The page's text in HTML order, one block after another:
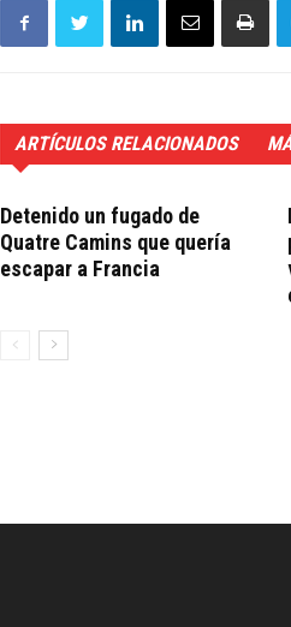
ARTÍCULOS RELACIONADOS
Detenido un fugado de
Quatre Camins que quería
escapar a Francia